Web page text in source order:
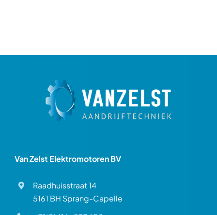
Van Zelst Elektromotoren BV
Raadhuisstraat 14
5161 BH Sprang-Capelle